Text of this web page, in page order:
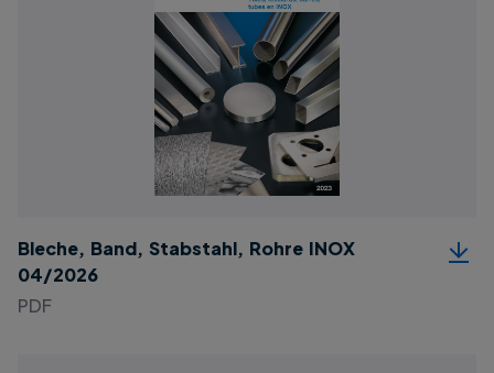
Bleche, Band, Stabstahl, Rohre INOX
04/2026
PDF